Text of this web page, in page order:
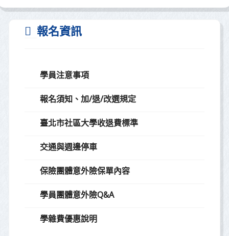
報名資訊
學員注意事項
報名須知、加/退/改選規定
臺北市社區大學收退費標準
交通與週邊停車
保險團體意外險保單內容
學員團體意外險Q&A
學雜費優惠說明